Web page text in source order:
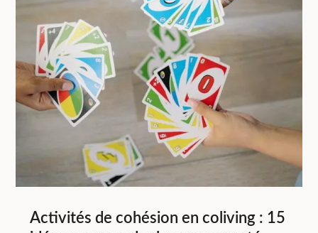
Activités de cohésion en coliving : 15